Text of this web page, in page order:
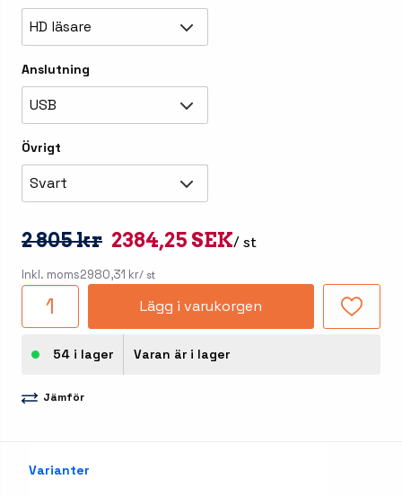
HD läsare
Anslutning
USB
Övrigt
Svart
2 805 kr 2384,25 SEK/ st
Inkl. moms2980,31 kr/ st
Lägg i varukorgen
54 i lager Varan är i lager
Jämför
Varianter